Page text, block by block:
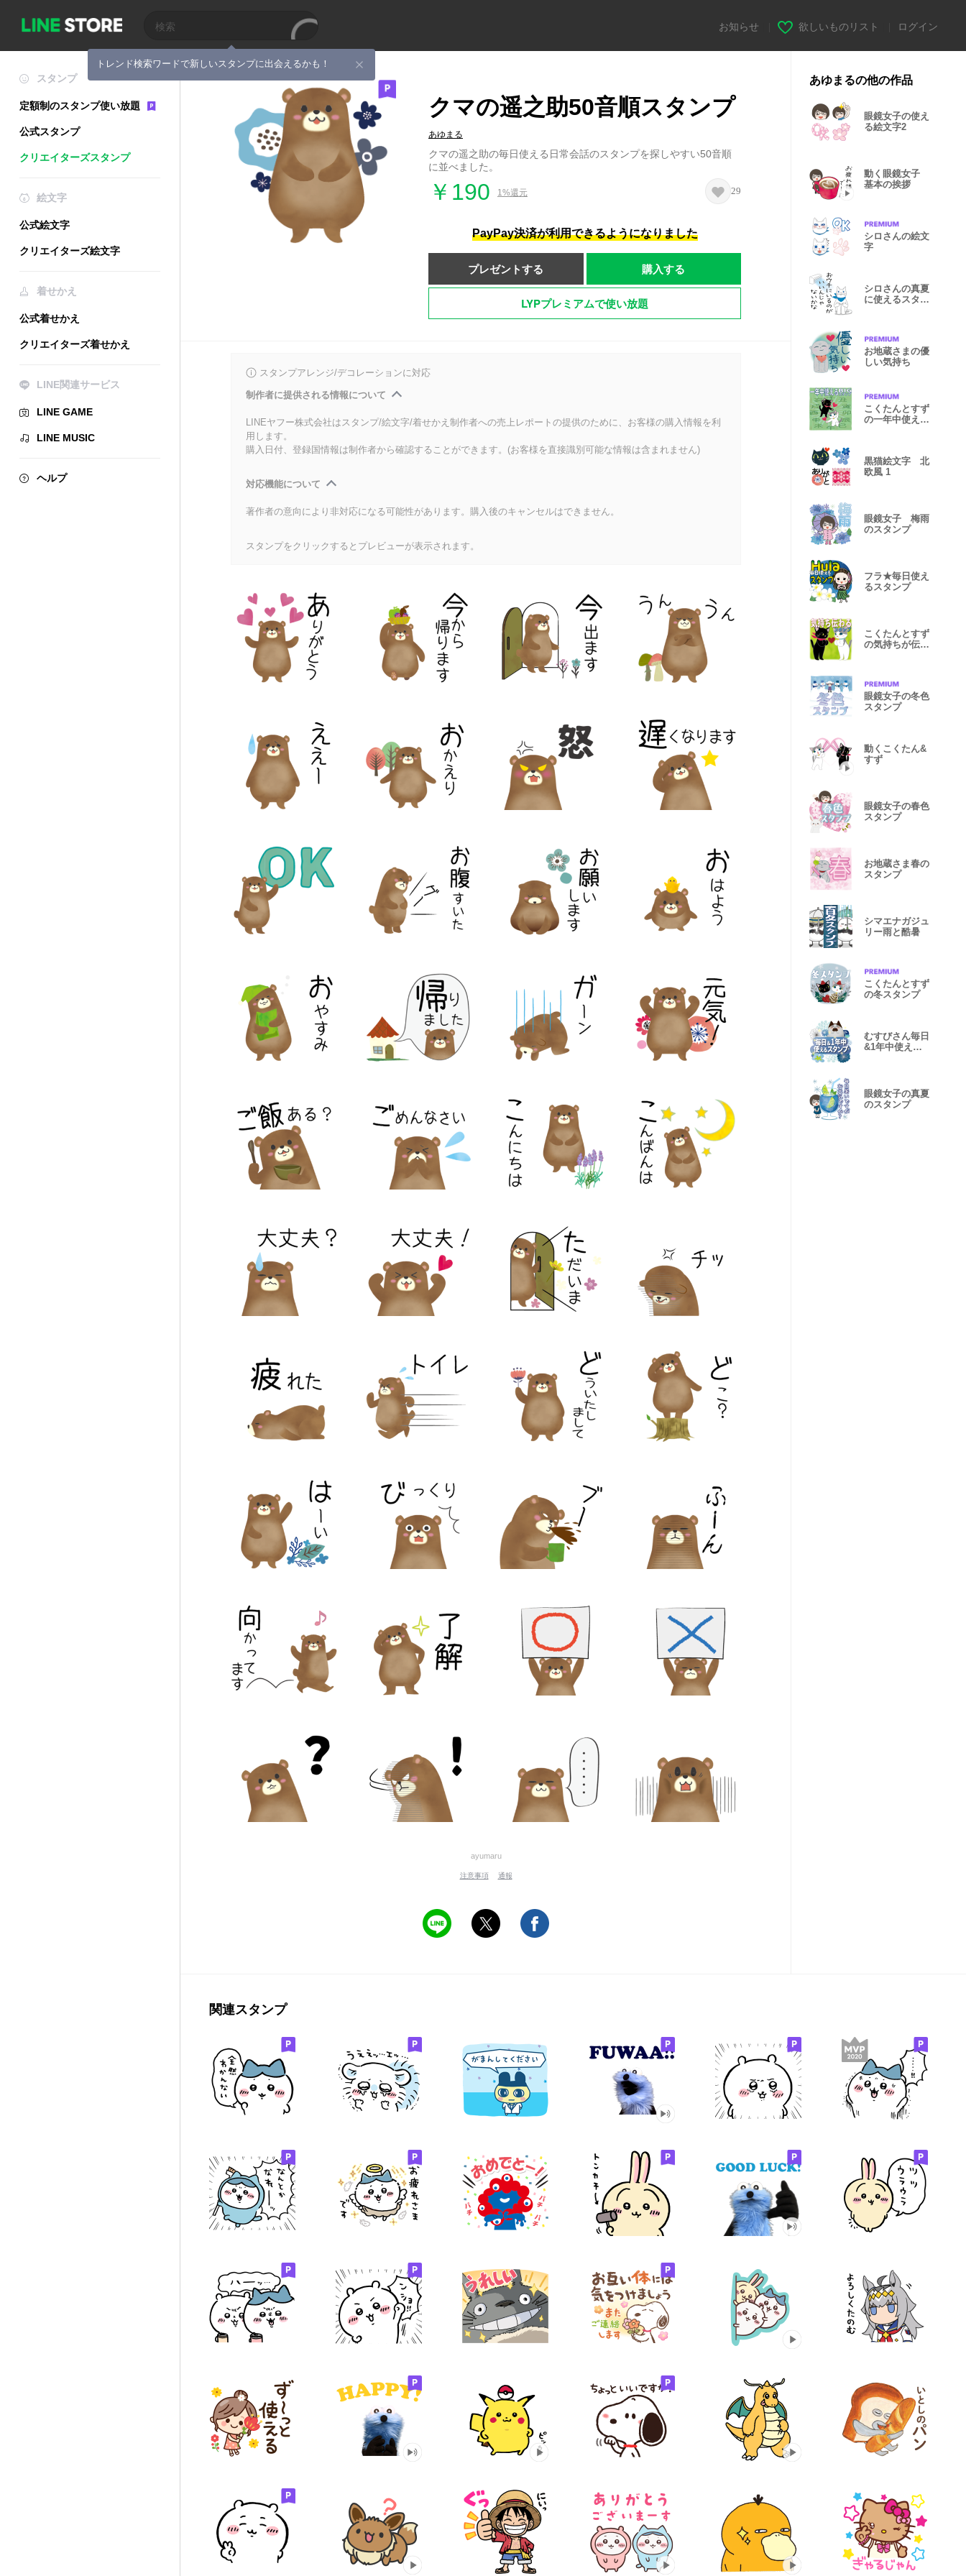
トレンド検索ワードで新しいスタンプに出会えるかも！
お知らせ 欲しいものリスト ログイン
スタンプ
定額制のスタンプ使い放題
公式スタンプ
クリエイターズスタンプ
絵文字
公式絵文字
クリエイターズ絵文字
着せかえ
公式着せかえ
クリエイターズ着せかえ
LINE関連サービス
LINE GAME
LINE MUSIC
ヘルプ
クマの遥之助50音順スタンプ
あゆまる
クマの遥之助の毎日使える日常会話のスタンプを探しやすい50音順
に並べました。
￥190 1%還元 29
PayPay決済が利用できるようになりました
プレゼントする 購入する
LYPプレミアムで使い放題
スタンプアレンジ/デコレーションに対応
制作者に提供される情報について
LINEヤフー株式会社はスタンプ/絵文字/着せかえ制作者への売上レポートの提供のために、お客様の購入情報を利
用します。
購入日付、登録国情報は制作者から確認することができます。(お客様を直接識別可能な情報は含まれません)
対応機能について
著作者の意向により非対応になる可能性があります。購入後のキャンセルはできません。
スタンプをクリックするとプレビューが表示されます。
ayumaru
注意事項 通報
あゆまるの他の作品
眼鏡女子の使え
る絵文字2
動く眼鏡女子
基本の挨拶
シロさんの絵文
字
シロさんの真夏
に使えるスタン
お地蔵さまの優
しい気持ち
こくたんとすず
の一年中使える
黒猫絵文字 北
欧風 1
眼鏡女子 梅雨
のスタンプ
フラ★毎日使え
るスタンプ
こくたんとすず
の気持ちが伝わ
眼鏡女子の冬色
スタンプ
動くこくたん&
すず
眼鏡女子の春色
スタンプ
お地蔵さま春の
スタンプ
シマエナガジュ
リー雨と酷暑
こくたんとすず
の冬スタンプ
むすびさん毎日
&1年中使える
眼鏡女子の真夏
のスタンプ
関連スタンプ